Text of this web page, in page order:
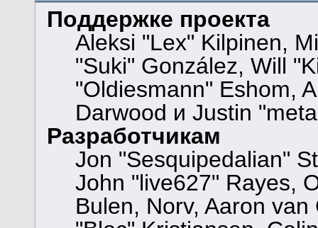
Поддержке проекта
Aleksi "Lex" Kilpinen,
"Suki" González, Will
"Oldiesmann" Eshom,
Darwood и Justin
Разработчикам
Jon "Sesquipedalian"
John "live627" Rayes,
Bulen, Norv, Aaron